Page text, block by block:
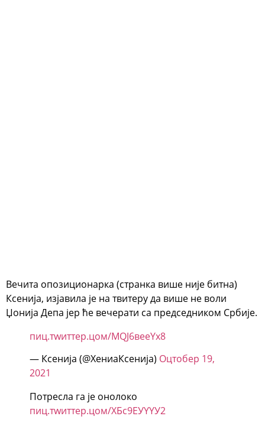
Вечита опозиционарка (странка више није битна)
Ксенија, изјавила је на твитеру да више не воли
Џонија Депа јер ће вечерати са председником Србије.
пиц.тwиттер.цом/МQЈ6вееYx8
— Ксенија (@XениаКсенија) Оцтобер 19,
2021
Потресла га је онолоко
пиц.тwиттер.цом/XБс9ЕУYYУ2